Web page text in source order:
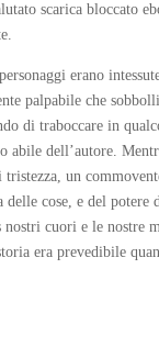
scarica bloccato
erano
palpabile che
di traboccare in
abile dell’autore.
tristezza, un
delle cose, e del potere
nostri cuori e le nostre
era prevedibile